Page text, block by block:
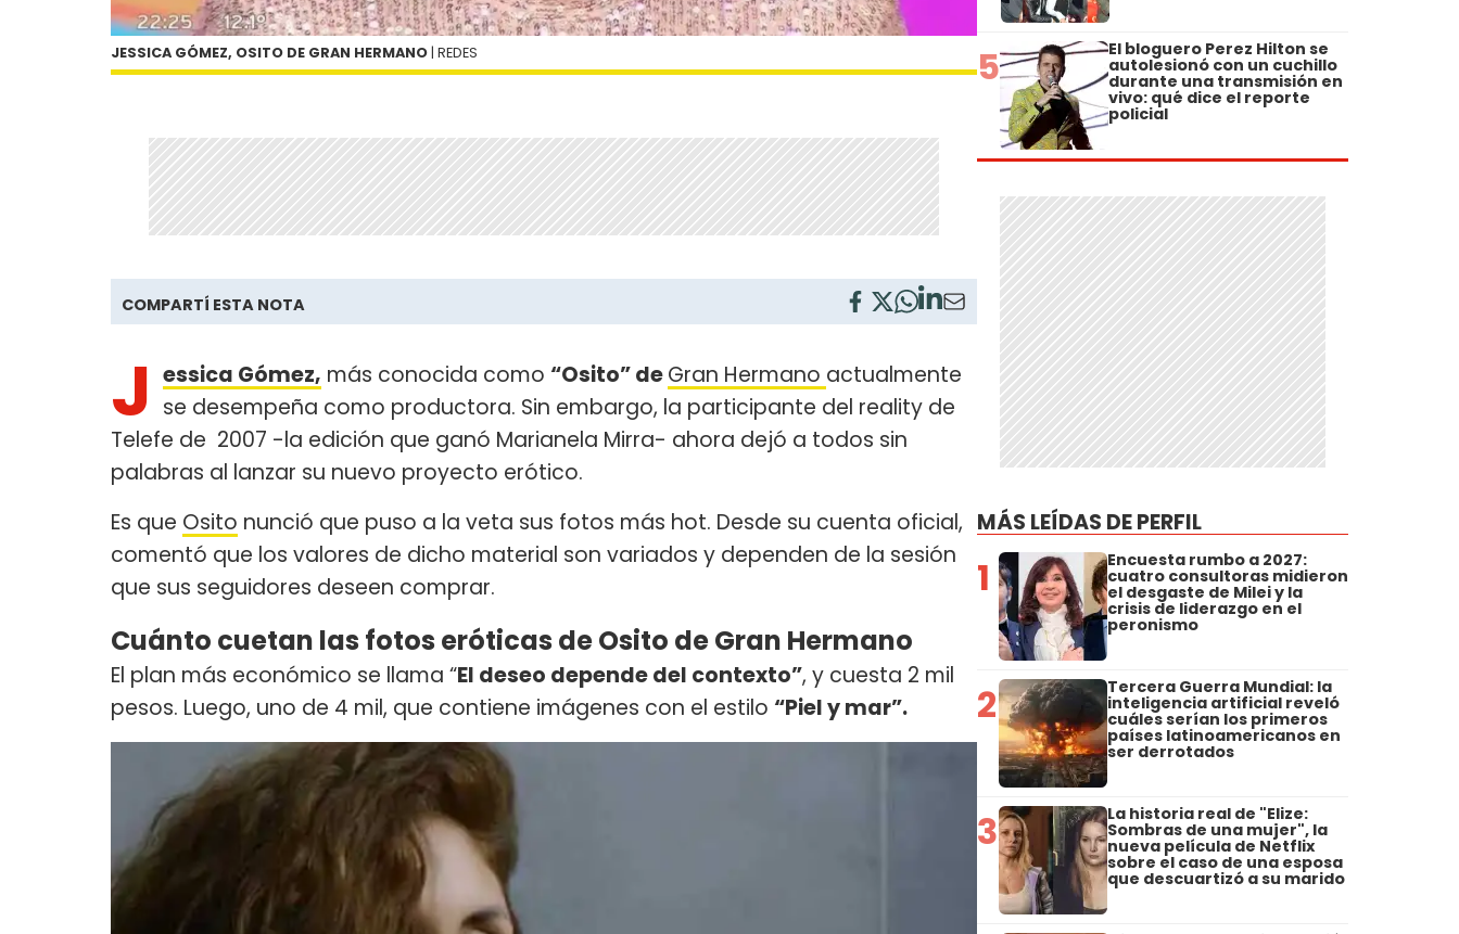
JESSICA GÓMEZ, OSITO DE GRAN HERMANO | REDES
COMPARTÍ ESTA NOTA
J essica Gómez, más conocida como “Osito” deGran Hermano actualmente
se desempeña como productora. Sin embargo, la participante del reality de
Telefe de 2007 -la edición que ganó Marianela Mirra- ahora dejó a todos sin
palabras al lanzar su nuevo proyecto erótico.
Es que Osito nunció que puso a la veta sus fotos más hot. Desde su cuenta oficial,
comentó que los valores de dicho material son variados y dependen de la sesión
que sus seguidores deseen comprar.
Cuánto cuetan las fotos eróticas de Osito de Gran Hermano
El plan más económico se llama “El deseo depende del contexto”, y cuesta 2 mil
pesos. Luego, uno de 4 mil, que contiene imágenes con el estilo “Piel y mar”.
5 El bloguero Perez Hilton se
autolesionó con un cuchillo
durante una transmisión en
vivo: qué dice el reporte
policial
MÁS LEÍDAS DE PERFIL
1 Encuesta rumbo a 2027:
cuatro consultoras midieron
el desgaste de Milei y la
crisis de liderazgo en el
peronismo
2 Tercera Guerra Mundial: la
inteligencia artificial reveló
cuáles serían los primeros
países latinoamericanos en
ser derrotados
3 La historia real de "Elize:
Sombras de una mujer", la
nueva película de Netflix
sobre el caso de una esposa
que descuartizó a su marido